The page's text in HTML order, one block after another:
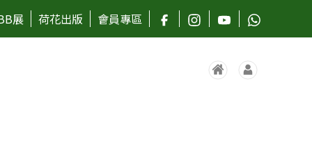
展 荷花出版 會員專區